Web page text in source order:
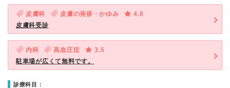
皮膚科 皮膚の発疹・かゆみ
4.0
皮膚科受診
内科 高血圧症
3.5
駐車場が広くて無料です。
診療科目：